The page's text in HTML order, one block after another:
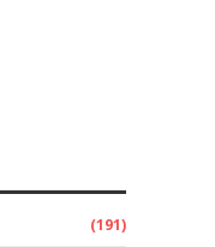
(191)